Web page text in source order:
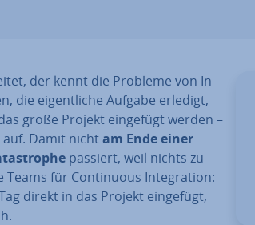
der kennt die Probleme von In­
die ei­gent­li­che Aufgabe erledigt,
große Projekt eingefügt werden –
Damit nichtam Ende einer
passiert, weil nichts zu­
Teams für Con­ti­nuous In­te­gra­ti­on:
direkt in das Projekt eingefügt,